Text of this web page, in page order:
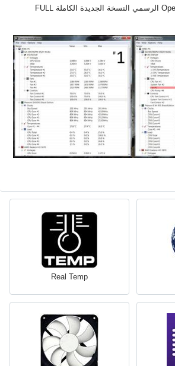
Open Hardware Monitor الرسمي النسخة الجديدة الكاملة FULL
Real Temp